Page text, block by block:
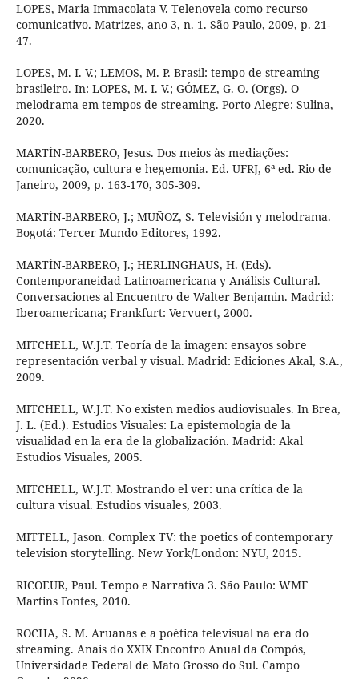
LOPES, Maria Immacolata V. Telenovela como recurso
comunicativo. Matrizes, ano 3, n. 1. São Paulo, 2009, p. 21-
47.
LOPES, M. I. V.; LEMOS, M. P. Brasil: tempo de streaming
brasileiro. In: LOPES, M. I. V.; GÓMEZ, G. O. (Orgs). O
melodrama em tempos de streaming. Porto Alegre: Sulina,
2020.
MARTÍN-BARBERO, Jesus. Dos meios às mediações:
comunicação, cultura e hegemonia. Ed. UFRJ, 6ª ed. Rio de
Janeiro, 2009, p. 163-170, 305-309.
MARTÍN-BARBERO, J.; MUÑOZ, S. Televisión y melodrama.
Bogotá: Tercer Mundo Editores, 1992.
MARTÍN-BARBERO, J.; HERLINGHAUS, H. (Eds).
Contemporaneidad Latinoamericana y Análisis Cultural.
Conversaciones al Encuentro de Walter Benjamin. Madrid:
Iberoamericana; Frankfurt: Vervuert, 2000.
MITCHELL, W.J.T. Teoría de la imagen: ensayos sobre
representación verbal y visual. Madrid: Ediciones Akal, S.A.,
2009.
MITCHELL, W.J.T. No existen medios audiovisuales. In Brea,
J. L. (Ed.). Estudios Visuales: La epistemologia de la
visualidad en la era de la globalización. Madrid: Akal
Estudios Visuales, 2005.
MITCHELL, W.J.T. Mostrando el ver: una crítica de la
cultura visual. Estudios visuales, 2003.
MITTELL, Jason. Complex TV: the poetics of contemporary
television storytelling. New York/London: NYU, 2015.
RICOEUR, Paul. Tempo e Narrativa 3. São Paulo: WMF
Martins Fontes, 2010.
ROCHA, S. M. Aruanas e a poética televisual na era do
streaming. Anais do XXIX Encontro Anual da Compós,
Universidade Federal de Mato Grosso do Sul. Campo